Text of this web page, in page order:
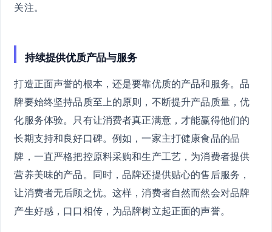
关注。
持续提供优质产品与服务
打造正面声誉的根本，还是要靠优质的产品和服务。品
牌要始终坚持品质至上的原则，不断提升产品质量，优
化服务体验。只有让消费者真正满意，才能赢得他们的
长期支持和良好口碑。例如，一家主打健康食品的品
牌，一直严格把控原料采购和生产工艺，为消费者提供
营养美味的产品。同时，品牌还提供贴心的售后服务，
让消费者无后顾之忧。这样，消费者自然而然会对品牌
产生好感，口口相传，为品牌树立起正面的声誉。